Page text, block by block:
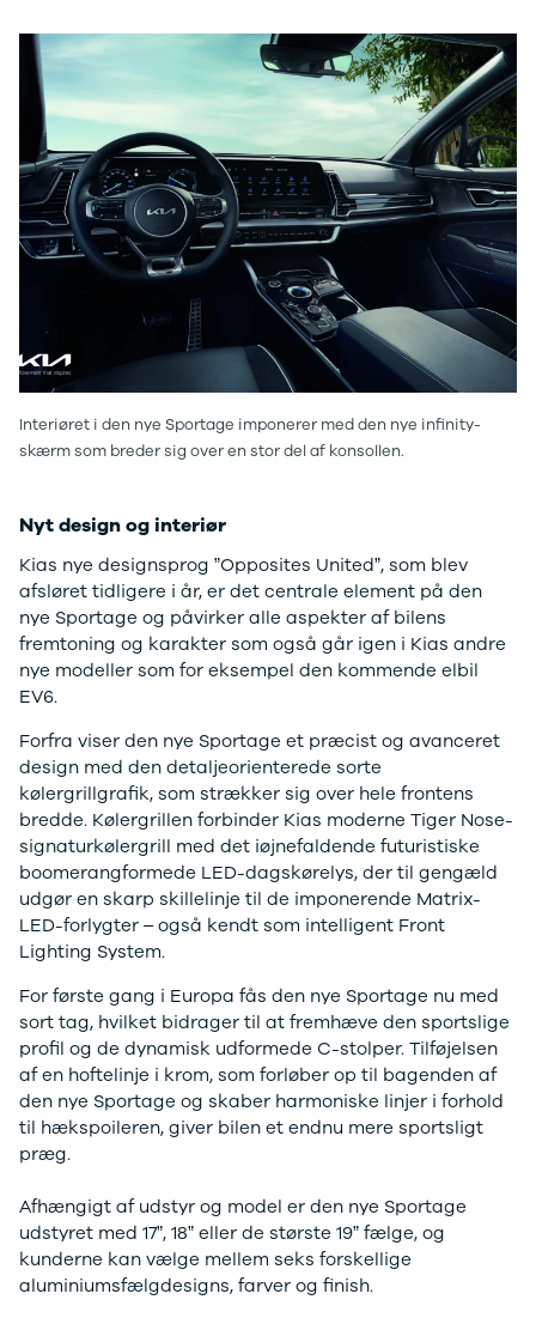
Cupra
Se alle
Cupra
Born
Dacia
Se alle Dacia
Elbil
Spring
Sandero og
Sandero
Stepway
Sandero
Stepway
Dokker
Lodgy og
Stepway
Stepway
Jogger
Logan og
Logan
Stepway
DS
Se alle DS
3
3 Crossback
5
7 Crossback
Fiat
Se alle Fiat
500
500C
500L
500L Wagon
Panda
500e
Doblo Cargo
Ducato 33
Ducato 35
Talento
Interiøret i den nye Sportage imponerer med den nye infinity-
skærm som breder sig over en stor del af konsollen.
Nyt design og interiør
Kias nye designsprog ”Opposites United”, som blev
afsløret tidligere i år, er det centrale element på den
nye Sportage og påvirker alle aspekter af bilens
fremtoning og karakter som også går igen i Kias andre
nye modeller som for eksempel den kommende elbil
EV6.
Forfra viser den nye Sportage et præcist og avanceret
design med den detaljeorienterede sorte
kølergrillgrafik, som strækker sig over hele frontens
bredde. Kølergrillen forbinder Kias moderne Tiger Nose-
signaturkølergrill med det iøjnefaldende futuristiske
boomerangformede LED-dagskørelys, der til gengæld
udgør en skarp skillelinje til de imponerende Matrix-
LED-forlygter – også kendt som intelligent Front
Lighting System.
For første gang i Europa fås den nye Sportage nu med
sort tag, hvilket bidrager til at fremhæve den sportslige
profil og de dynamisk udformede C-stolper. Tilføjelsen
af en hoftelinje i krom, som forløber op til bagenden af
den nye Sportage og skaber harmoniske linjer i forhold
til hækspoileren, giver bilen et endnu mere sportsligt
præg.
Afhængigt af udstyr og model er den nye Sportage
udstyret med 17”, 18” eller de største 19” fælge, og
kunderne kan vælge mellem seks forskellige
aluminiumsfælgdesigns, farver og finish.